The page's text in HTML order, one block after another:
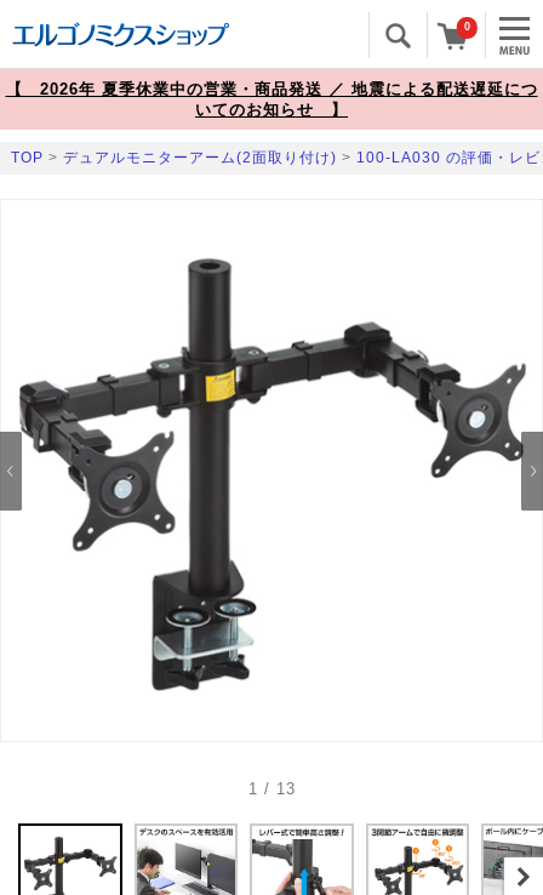
0
【 2026年 夏季休業中の営業・商品発送 ／ 地震による配送遅延につ
いてのお知らせ 】
TOP > デュアルモニターアーム(2面取り付け) > 100-LA030 の評価・レビ
1 / 13